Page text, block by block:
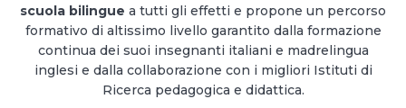
scuola bilingue a tutti gli effetti e propone un percorso
formativo di altissimo livello garantito dalla formazione
continua dei suoi insegnanti italiani e madrelingua
inglesi e dalla collaborazione con i migliori Istituti di
Ricerca pedagogica e didattica.